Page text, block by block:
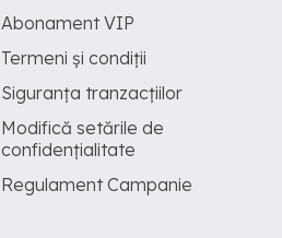
Abonament VIP
Termeni și condiții
Siguranța tranzacțiilor
Modifică setările de
confidențialitate
Regulament Campanie